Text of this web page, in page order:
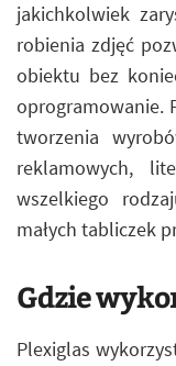
jakichkolwiek
robienia zdjęć
obiektu bez
oprogramowanie.
tworzenia
reklamowych,
wszelkiego
małych tabliczek
Gdzie
Plexiglas